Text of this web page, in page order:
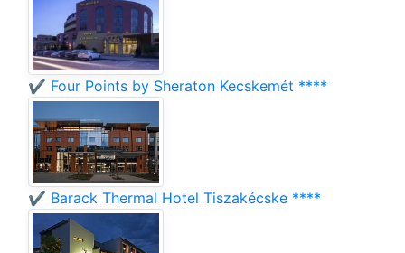
✔️ Four Points by Sheraton Kecskemét ****
✔️ Barack Thermal Hotel Tiszakécske ****